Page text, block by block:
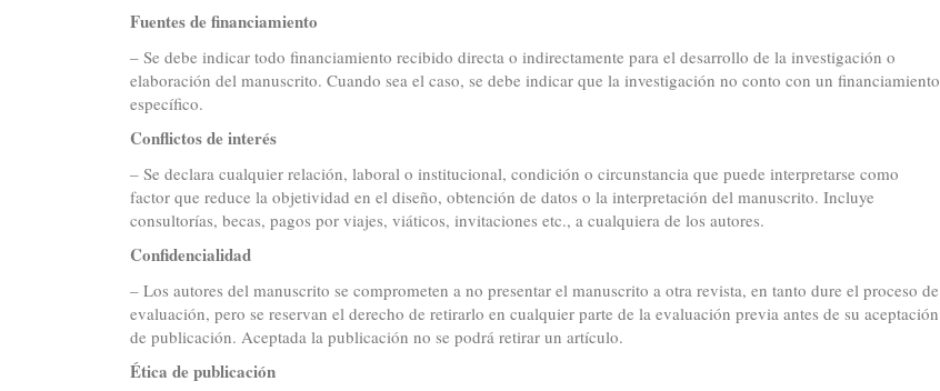
Fuentes de financiamiento
– Se debe indicar todo financiamiento recibido directa o indirectamente para el desarrollo de la investigación o
elaboración del manuscrito. Cuando sea el caso, se debe indicar que la investigación no conto con un financiamiento
específico.
Conflictos de interés
– Se declara cualquier relación, laboral o institucional, condición o circunstancia que puede interpretarse como
factor que reduce la objetividad en el diseño, obtención de datos o la interpretación del manuscrito. Incluye
consultorías, becas, pagos por viajes, viáticos, invitaciones etc., a cualquiera de los autores.
Confidencialidad
– Los autores del manuscrito se comprometen a no presentar el manuscrito a otra revista, en tanto dure el proceso de
evaluación, pero se reservan el derecho de retirarlo en cualquier parte de la evaluación previa antes de su aceptación
de publicación. Aceptada la publicación no se podrá retirar un artículo.
Ética de publicación